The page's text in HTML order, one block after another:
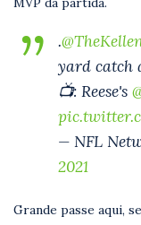
.
yard catch
📺: Reese's
— NFL
2021
Grande passe aqui,